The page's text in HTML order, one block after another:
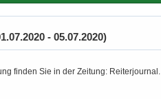
- 05.07.2020)
finden Sie in der Zeitung: Reiterjournal.